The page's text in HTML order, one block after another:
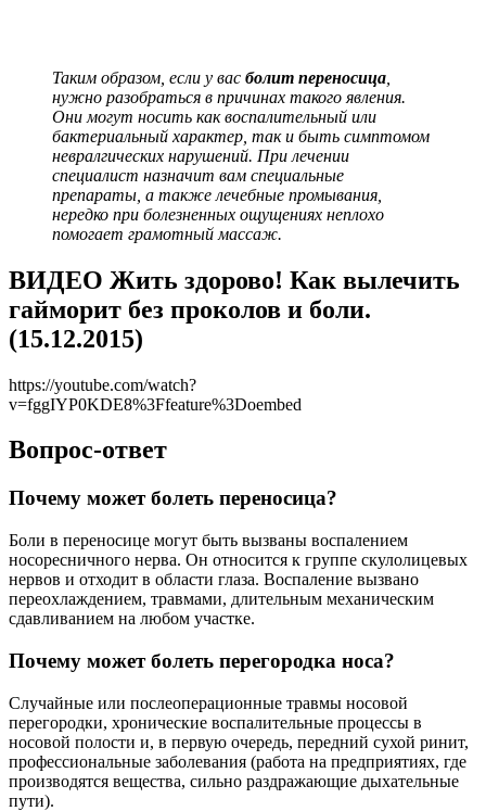
Таким образом, если у вас болит переносица
нужно разобраться в причинах такого явления.
Они могут носить как воспалительный или
бактериальный характер, так и быть симптомом
невралгических нарушений. При лечении
специалист назначит вам специальные
препараты, а также лечебные промывания,
нередко при болезненных ощущениях неплохо
помогает грамотный массаж.
ВИДЕО Жить здорово! Как вылечить
гайморит без проколов и боли.
(15.12.2015)
https://youtube.com/watch?
v=fggIYP0KDE8%3Ffeature%3Doembed
Вопрос-ответ
Почему может болеть переносица?
Боли в переносице могут быть вызваны воспалением
носоресничного нерва. Он относится к группе скулолицевых
нервов и отходит в области глаза. Воспаление вызвано
переохлаждением, травмами, длительным механическим
сдавливанием на любом участке.
Почему может болеть перегородка носа?
Случайные или послеоперационные травмы носовой
перегородки, хронические воспалительные процессы в
носовой полости и, в первую очередь, передний сухой ринит,
профессиональные заболевания (работа на предприятиях, где
производятся вещества, сильно раздражающие дыхательные
пути).